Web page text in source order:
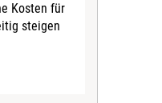
Kosten für
steigen